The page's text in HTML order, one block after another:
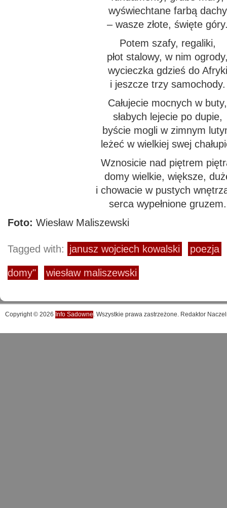
wyświechtane farbą dachy
– wasze złote, święte
Potem szafy, regaliki,
płot stalowy, w nim
wycieczka gdzieś do Afryki
i jeszcze trzy samochody.
Całujecie mocnych w buty,
słabych lejecie po dupie,
byście mogli w zimnym
leżeć w wielkiej swej
Wznosicie nad piętrem
domy wielkie, większe,
i chowacie w pustych
serca wypełnione gruzem.
Foto: Wiesław Maliszewski
Tagged with: janusz wojciech kowalski poezja
domy" wiesław maliszewski
Copyright © 2026 Info Sadowne. Wszystkie prawa zastrzeżone. Redaktor